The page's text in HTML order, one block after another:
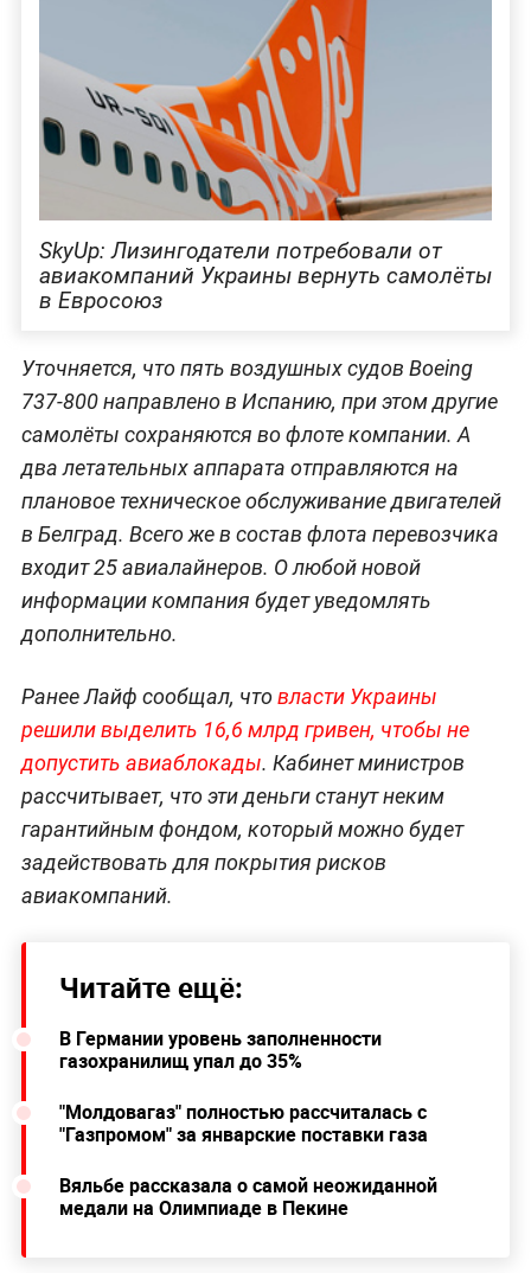
SkyUp: Лизингодатели потребовали от
авиакомпаний Украины вернуть самолёты
в Евросоюз
Уточняется, что пять воздушных судов Boeing
737-800 направлено в Испанию, при этом другие
самолёты сохраняются во флоте компании. А
два летательных аппарата отправляются на
плановое техническое обслуживание двигателей
в Белград. Всего же в состав флота перевозчика
входит 25 авиалайнеров. О любой новой
информации компания будет уведомлять
дополнительно.
Ранее Лайф сообщал, чтовласти Украины
решили выделить 16,6 млрд гривен, чтобы не
допустить авиаблокады. Кабинет министров
рассчитывает, что эти деньги станут неким
гарантийным фондом, который можно будет
задействовать для покрытия рисков
авиакомпаний.
Читайте ещё:
В Германии уровень заполненности
газохранилищ упал до 35%
"Молдовагаз" полностью рассчиталась с
"Газпромом" за январские поставки газа
Вяльбе рассказала о самой неожиданной
медали на Олимпиаде в Пекине